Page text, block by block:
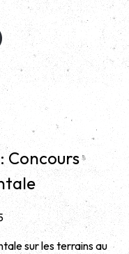
Concours
sur les terrains au